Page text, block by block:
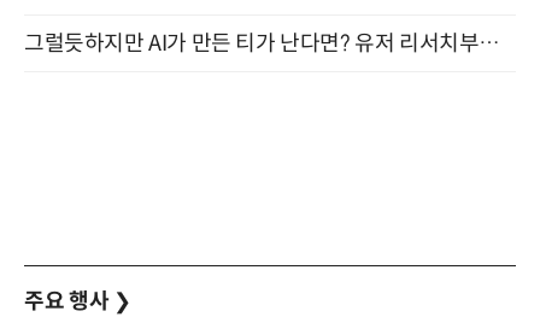
그럴듯하지만 AI가 만든 티가 난다면? 유저 리서치부터 배포까지! (9/15)
주요 행사 ❯